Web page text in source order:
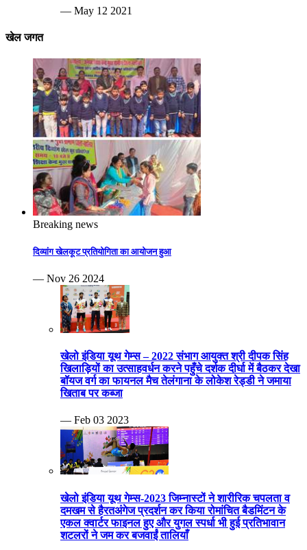
— May 12 2021
खेल जगत
Breaking news
दिव्यांग खेलकूट प्रतियोगिता का आयोजन हुआ
— Nov 26 2024
खेलो इंडिया यूथ गेम्स – 2022 संभाग आयुक्त श्री दीपक सिंह
खिलाड़ियों का उत्साहवर्धन करने पहुँचे दर्शक दीर्घा में बैठकर देखा
बॉयज वर्ग का फायनल मैच तेलंगाना के लोकेश रेड्डी ने जमाया
खिताब पर कब्जा
— Feb 03 2023
खेलो इंडिया यूथ गेम्स-2023 जिम्नास्टों ने शारीरिक चपलता व
दमखम से हैरतअंगेज प्रदर्शन कर किया रोमांचित बैडमिंटन के
एकल क्वार्टर फाइनल हुए और युगल स्पर्धा भी हुई प्रतिभावान
शटलरों ने जम कर बजवाईं तालियाँ